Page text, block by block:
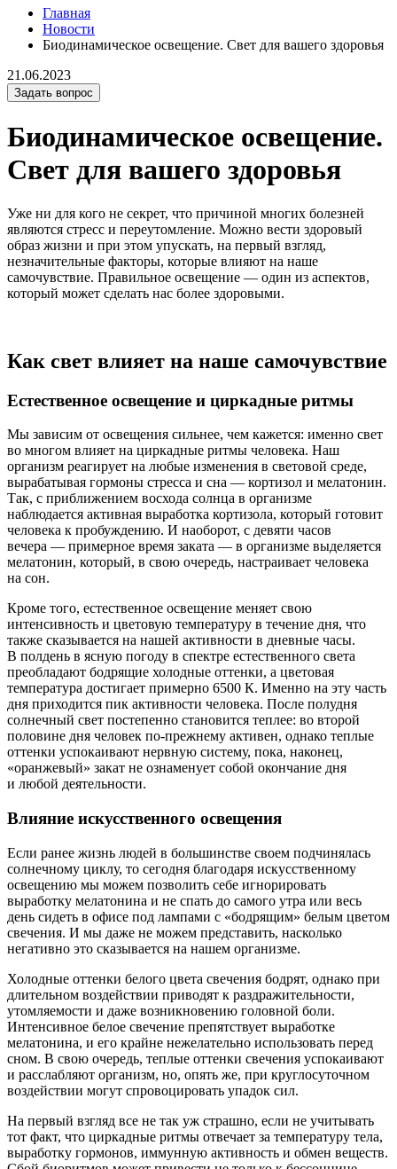
Главная
Новости
Биодинамическое освещение. Свет для вашего здоровья
21.06.2023
Задать вопрос
Биодинамическое освещение.
Свет для вашего здоровья
Уже ни для кого не секрет, что причиной многих болезней
являются стресс и переутомление. Можно вести здоровый
образ жизни и при этом упускать, на первый взгляд,
незначительные факторы, которые влияют на наше
самочувствие. Правильное освещение — один из аспектов,
который может сделать нас более здоровыми.
Как свет влияет на наше самочувствие
Естественное освещение и циркадные ритмы
Мы зависим от освещения сильнее, чем кажется: именно свет
во многом влияет на циркадные ритмы человека. Наш
организм реагирует на любые изменения в световой среде,
вырабатывая гормоны стресса и сна — кортизол и мелатонин.
Так, с приближением восхода солнца в организме
наблюдается активная выработка кортизола, который готовит
человека к пробуждению. И наоборот, с девяти часов
вечера — примерное время заката — в организме выделяется
мелатонин, который, в свою очередь, настраивает человека
на сон.
Кроме того, естественное освещение меняет свою
интенсивность и цветовую температуру в течение дня, что
также сказывается на нашей активности в дневные часы.
В полдень в ясную погоду в спектре естественного света
преобладают бодрящие холодные оттенки, а цветовая
температура достигает примерно 6500 К. Именно на эту часть
дня приходится пик активности человека. После полудня
солнечный свет постепенно становится теплее: во второй
половине дня человек по-прежнему активен, однако теплые
оттенки успокаивают нервную систему, пока, наконец,
«оранжевый» закат не ознаменует собой окончание дня
и любой деятельности.
Влияние искусственного освещения
Если ранее жизнь людей в большинстве своем подчинялась
солнечному циклу, то сегодня благодаря искусственному
освещению мы можем позволить себе игнорировать
выработку мелатонина и не спать до самого утра или весь
день сидеть в офисе под лампами с «бодрящим» белым цветом
свечения. И мы даже не можем представить, насколько
негативно это сказывается на нашем организме.
Холодные оттенки белого цвета свечения бодрят, однако при
длительном воздействии приводят к раздражительности,
утомляемости и даже возникновению головной боли.
Интенсивное белое свечение препятствует выработке
мелатонина, и его крайне нежелательно использовать перед
сном. В свою очередь, теплые оттенки свечения успокаивают
и расслабляют организм, но, опять же, при круглосуточном
воздействии могут спровоцировать упадок сил.
На первый взгляд все не так уж страшно, если не учитывать
тот факт, что циркадные ритмы отвечает за температуру тела,
выработку гормонов, иммунную активность и обмен веществ.